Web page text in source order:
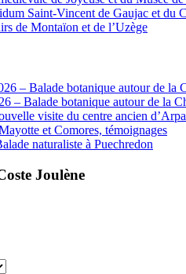
Saint-Vincent de Gaujac et du
de Montaïon et de l’Uzège
– Balade botanique autour de la
– Balade botanique autour de la
visite du centre ancien
et Comores, témoignages
naturaliste à Puechredon
Joulène